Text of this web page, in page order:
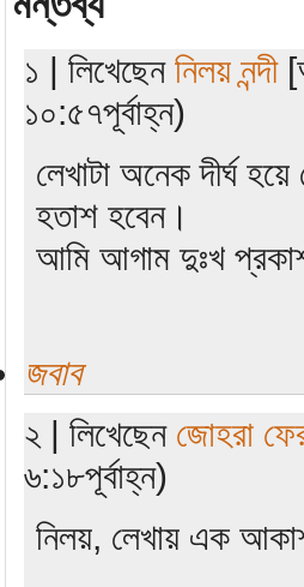
১ | লিখেছেন নিলয় নন্দী
১০:৫৭পূর্বাহ্ন)
লেখাটা অনেক দীর্ঘ
হতাশ হবেন।
আমি আগাম দুঃখ
জবাব
২ | লিখেছেন জোহরা
৬:১৮পূর্বাহ্ন)
নিলয়, লেখায় এক